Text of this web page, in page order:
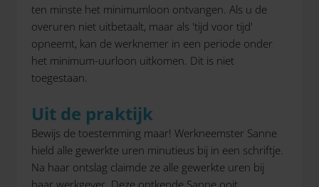
ten minste het minimumloon ontvangen. Als u de
overuren niet uitbetaalt, maar als 'tijd voor tijd'
opneemt, kan de werknemer in een periode onder
het minimum-uurloon uitkomen. Dit is niet
toegestaan.
Uit de praktijk
Bewijs de toestemming maar! Werkneemster Sanne
hield alle gewerkte uren minutieus bij in een schriftje.
Na haar ontslag claimde ze alle gewerkte uren bij
haar werkgever. Deze ontkende Sanne ooit